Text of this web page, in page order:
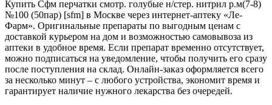
Купить Сфм перчатки смотр. голубые н/стер. нитрил р.м(7-8)
№100 (50пар) [sfm] в Москве через интернет-аптеку «Ле-
Фарм». Оригинальные препараты по выгодным ценам с
доставкой курьером на дом и возможностью самовывоза из
аптеки в удобное время. Если препарат временно отсутствует,
можно подписаться на уведомление, чтобы получить его сразу
после поступления на склад. Онлайн-заказ оформляется всего
за несколько минут – с любого устройства, экономит время и
гарантирует наличие нужного лекарства без очередей.